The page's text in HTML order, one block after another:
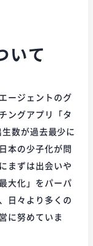
いて
ージェントのグ
ングアプリ「タ
数が過去最少に
本の少子化が問
まずは出会いや
大化」をパーパ
日々より多くの
に努めていま